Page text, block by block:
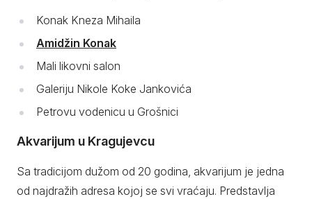
Konak Kneza Mihaila
Amidžin Konak
Mali likovni salon
Galeriju Nikole Koke Jankovića
Petrovu vodenicu u Grošnici
Akvarijum u Kragujevcu
Sa tradicijom dužom od 20 godina, akvarijum je jedna
od najdražih adresa kojoj se svi vraćaju. Predstavlja